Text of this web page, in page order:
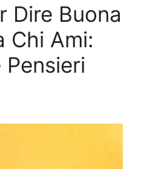
Dire Buona
Chi Ami:
Pensieri